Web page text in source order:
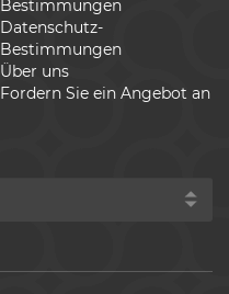
Bestimmungen
Datenschutz-
Bestimmungen
Über uns
Fordern Sie ein Angebot an